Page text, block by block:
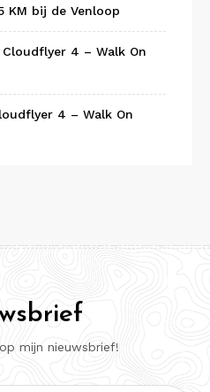
KM bij de Venloop
Cloudflyer 4 – Walk On
4 – Walk On
mijn nieuwsbrief!